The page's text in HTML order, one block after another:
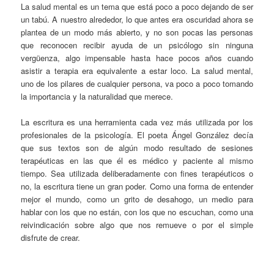
La salud mental es un tema que está poco a poco dejando de ser
un tabú. A nuestro alrededor, lo que antes era oscuridad ahora se
plantea de un modo más abierto, y no son pocas las personas
que reconocen recibir ayuda de un psicólogo sin ninguna
vergüenza, algo impensable hasta hace pocos años cuando
asistir a terapia era equivalente a estar loco. La salud mental,
uno de los pilares de cualquier persona, va poco a poco tomando
la importancia y la naturalidad que merece.
La escritura es una herramienta cada vez más utilizada por los
profesionales de la psicología. El poeta Ángel González decía
que sus textos son de algún modo resultado de sesiones
terapéuticas en las que él es médico y paciente al mismo
tiempo. Sea utilizada deliberadamente con fines terapéuticos o
no, la escritura tiene un gran poder. Como una forma de entender
mejor el mundo, como un grito de desahogo, un medio para
hablar con los que no están, con los que no escuchan, como una
reivindicación sobre algo que nos remueve o por el simple
disfrute de crear.